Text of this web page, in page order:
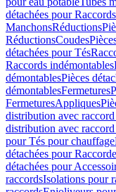
détachées pour Raccords
ManchonsRéductions
RéductionsCoudes
détachées pour Tés
Raccords indémontables
démontablesPièces
démontablesFermetures
FermeturesAppliques
distribution avec
distribution avec
pour Tés pour chauffage
détachées pour
détachées pour
raccordsIsolations pour